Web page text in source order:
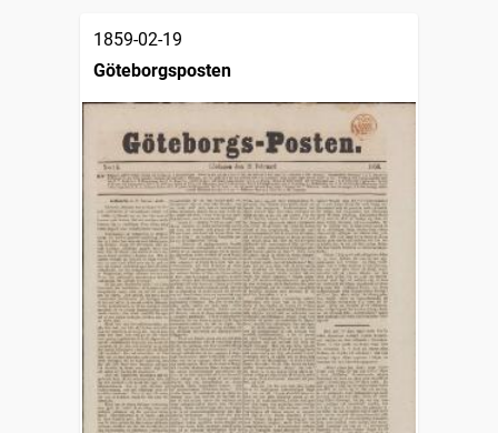
1859-02-19
Göteborgsposten